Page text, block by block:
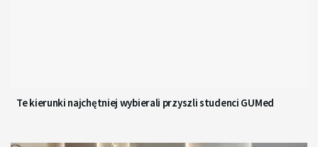
Te kierunki najchętniej wybierali przyszli studenci GUMed